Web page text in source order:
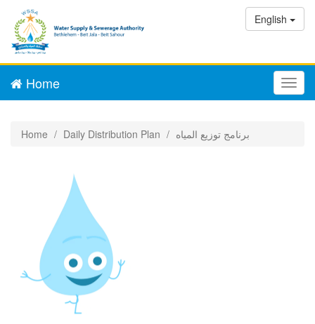
English
Home
Home Daily Distribution Plan برنامج توزيع المياه